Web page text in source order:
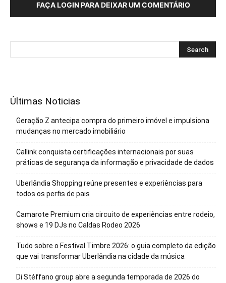
FAÇA LOGIN PARA DEIXAR UM COMENTÁRIO
Últimas Noticias
Geração Z antecipa compra do primeiro imóvel e impulsiona
mudanças no mercado imobiliário
Callink conquista certificações internacionais por suas
práticas de segurança da informação e privacidade de dados
Uberlândia Shopping reúne presentes e experiências para
todos os perfis de pais
Camarote Premium cria circuito de experiências entre rodeio,
shows e 19 DJs no Caldas Rodeo 2026
Tudo sobre o Festival Timbre 2026: o guia completo da edição
que vai transformar Uberlândia na cidade da música
Di Stéffano group abre a segunda temporada de 2026 do